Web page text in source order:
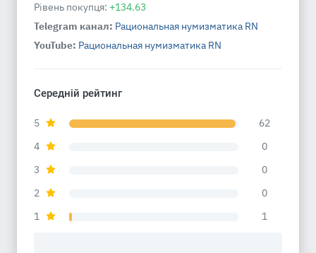
Рівень покупця: +134.63
Telegram канал: Рациональная нумизматика RN
YouTube: Рациональная нумизматика RN
Середній рейтинг
5
62
4
0
3
0
2
0
1
1